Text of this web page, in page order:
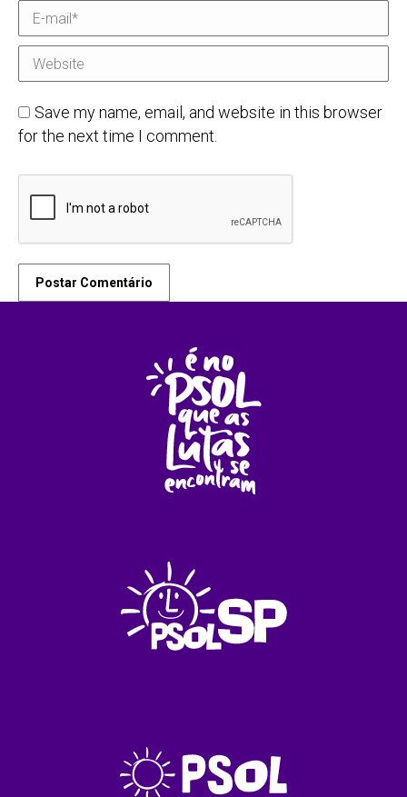
E-mail *
Website
Save my name, email, and website in this browser
for the next time I comment.
Postar Comentário